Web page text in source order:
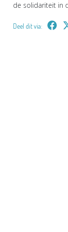
de solidariteit in
Deel dit via: